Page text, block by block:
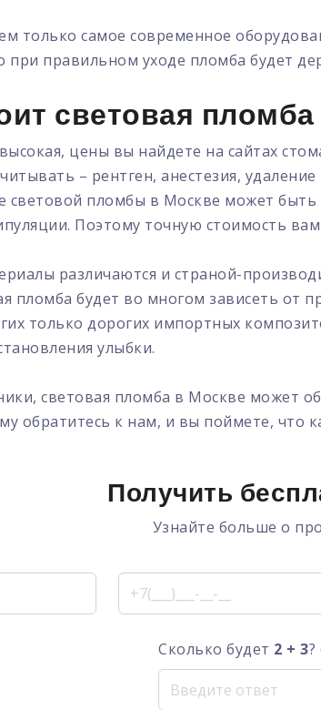
только самое современное
при правильном уходе пломба будет
световая
цены вы найдете на сайтах
– рентген, анестезия,
световой пломбы в Москве может
Поэтому точную стоимость
различаются и страной-
пломба будет во многом зависеть от
только дорогих импортных
улыбки.
световая пломба в Москве может
обратитесь к нам, и вы поймете, что
Получить
Узнайте больше о
Сколько будет 2 + 3